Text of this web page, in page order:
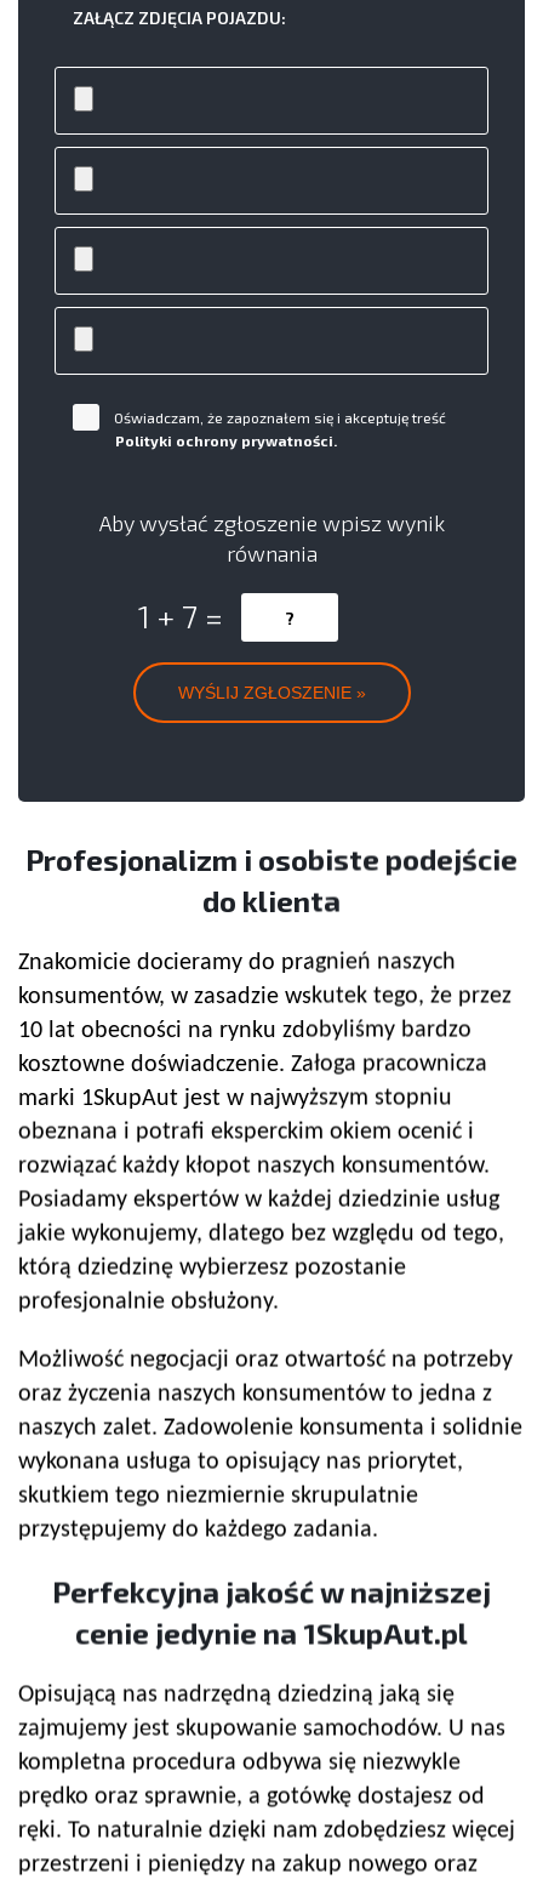
ZAŁĄCZ ZDJĘCIA POJAZDU:
Oświadczam, że zapoznałem się i akceptuję treść
Polityki ochrony prywatności.
Aby wysłać zgłoszenie wpisz wynik
równania
1 + 7 =
Profesjonalizm i osobiste podejście
do klienta
Znakomicie docieramy do pragnień naszych
konsumentów, w zasadzie wskutek tego, że przez
10 lat obecności na rynku zdobyliśmy bardzo
kosztowne doświadczenie. Załoga pracownicza
marki 1SkupAut jest w najwyższym stopniu
obeznana i potrafi eksperckim okiem ocenić i
rozwiązać każdy kłopot naszych konsumentów.
Posiadamy ekspertów w każdej dziedzinie usług
jakie wykonujemy, dlatego bez względu od tego,
którą dziedzinę wybierzesz pozostanie
profesjonalnie obsłużony.
Możliwość negocjacji oraz otwartość na potrzeby
oraz życzenia naszych konsumentów to jedna z
naszych zalet. Zadowolenie konsumenta i solidnie
wykonana usługa to opisujący nas priorytet,
skutkiem tego niezmiernie skrupulatnie
przystępujemy do każdego zadania.
Perfekcyjna jakość w najniższej
cenie jedynie na 1SkupAut.pl
Opisującą nas nadrzędną dziedziną jaką się
zajmujemy jest skupowanie samochodów. U nas
kompletna procedura odbywa się niezwykle
prędko oraz sprawnie, a gotówkę dostajesz od
ręki. To naturalnie dzięki nam zdobędziesz więcej
przestrzeni i pieniędzy na zakup nowego oraz